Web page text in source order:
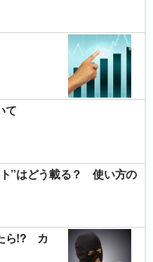
て
”はどう載る？ 使い方の
ら!? カ